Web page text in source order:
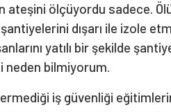
ateşini ölçüyordu sadece.
dışarı ile izole
yatılı bir şekilde
neden bilmiyorum.
iş güvenliği